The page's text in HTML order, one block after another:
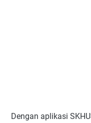
Dengan aplikasi